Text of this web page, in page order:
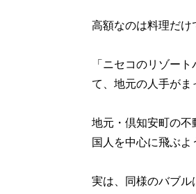
高額なのは料理だけ
「ニセコのリゾー
て、地元の人手がま
地元・倶知安町の不
国人を中心に飛ぶよ
実は、同様のバブル